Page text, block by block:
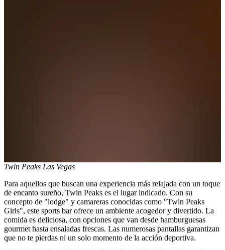
Twin Peaks Las Vegas
Para aquellos que buscan una experiencia más relajada con un toque
de encanto sureño, Twin Peaks es el lugar indicado. Con su
concepto de "lodge" y camareras conocidas como "Twin Peaks
Girls", este sports bar ofrece un ambiente acogedor y divertido. La
comida es deliciosa, con opciones que van desde hamburguesas
gourmet hasta ensaladas frescas. Las numerosas pantallas garantizan
que no te pierdas ni un solo momento de la acción deportiva.